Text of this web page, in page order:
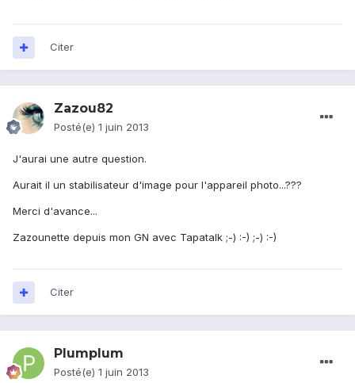
Citer
Zazou82
Posté(e) 1 juin 2013
J'aurai une autre question.
Aurait il un stabilisateur d'image pour l'appareil photo...???
Merci d'avance...
Zazounette depuis mon GN avec Tapatalk ;-) :-) ;-) :-)
Citer
Plumplum
Posté(e) 1 juin 2013